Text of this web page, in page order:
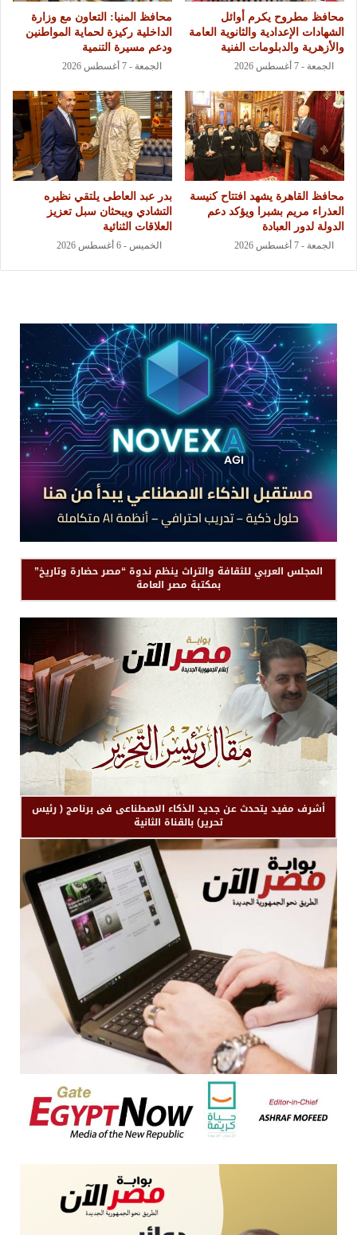
محافظ مطروح يكرم أوائل
الشهادات الإعدادية والثانوية العامة
والأزهرية والدبلومات الفنية
الجمعة - 7 أغسطس 2026
محافظ المنيا: التعاون مع وزارة
الداخلية ركيزة لحماية المواطنين
ودعم مسيرة التنمية
الجمعة - 7 أغسطس 2026
محافظ القاهرة يشهد افتتاح كنيسة
العذراء مريم بشبرا ويؤكد دعم
الدولة لدور العبادة
الجمعة - 7 أغسطس 2026
بدر عبد العاطى يلتقي نظيره
التشادي ويبحثان سبل تعزيز
العلاقات الثنائية
الخميس - 6 أغسطس 2026
المجلس العربي للثقافة والتراث ينظم ندوة “مصر حضارة وتاريخ”
بمكتبة مصر العامة
أشرف مفيد يتحدث عن جديد الذكاء الاصطناعى فى برنامج ( رئيس
تحرير) بالقناة الثانية